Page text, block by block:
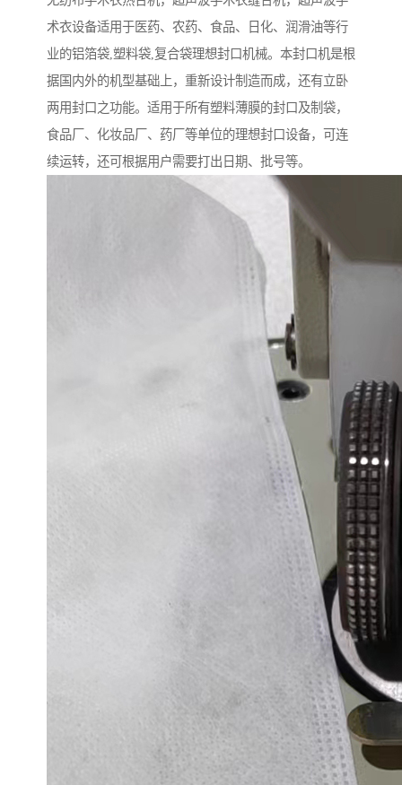
术衣设备适用于医药、农药、食品、日化、润滑油等行
业的铝箔袋,塑料袋,复合袋理想封口机械。本封口机是根
据国内外的机型基础上，重新设计制造而成，还有立卧
两用封口之功能。适用于所有塑料薄膜的封口及制袋，
食品厂、化妆品厂、药厂等单位的理想封口设备，可连
续运转，还可根据用户需要打出日期、批号等。